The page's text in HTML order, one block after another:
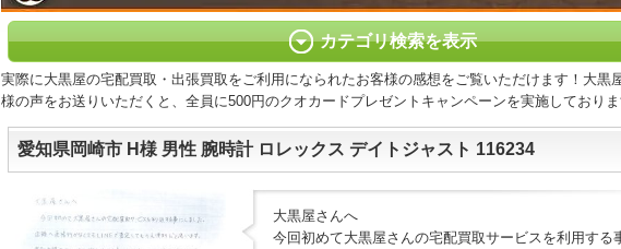
カテゴリ検索を表示
実際に大黒屋の宅配買取・出張買取をご利用になられたお客様の感想をご覧いただけます！大黒
様の声をお送りいただくと、全員に500円のクオカードプレゼントキャンペーンを実施しておりま
愛知県岡崎市 H様 男性 腕時計 ロレックス デイトジャスト 116234
大黒屋さんへ
今回初めて大黒屋さんの宅配買取サービスを利用する